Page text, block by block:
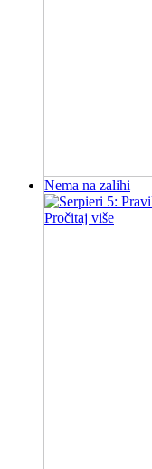
Nema na zalihi
Pročitaj više